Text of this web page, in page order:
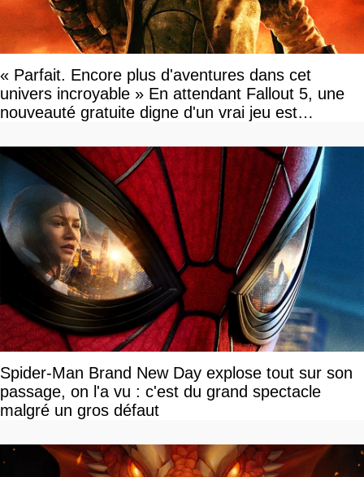
« Parfait. Encore plus d'aventures dans cet
univers incroyable » En attendant Fallout 5, une
nouveauté gratuite digne d'un vrai jeu est
Spider-Man Brand New Day explose tout sur son
passage, on l'a vu : c'est du grand spectacle
malgré un gros défaut